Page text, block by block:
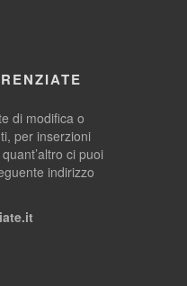
di modifica o
per inserzioni
ci puoi
indirizzo